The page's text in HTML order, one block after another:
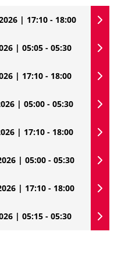
| 17:10 - 18:00
| 05:05 - 05:30
| 17:10 - 18:00
| 05:00 - 05:30
| 17:10 - 18:00
| 05:00 - 05:30
| 17:10 - 18:00
| 05:15 - 05:30